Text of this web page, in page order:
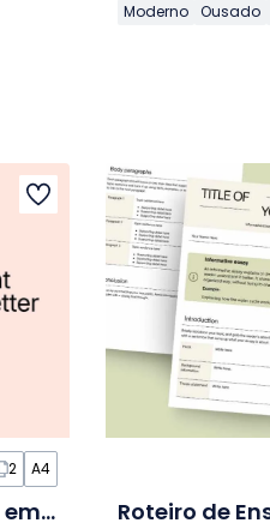
Moderno Ousado
2 A4
Carta de Comprovação de Emprego em Documento